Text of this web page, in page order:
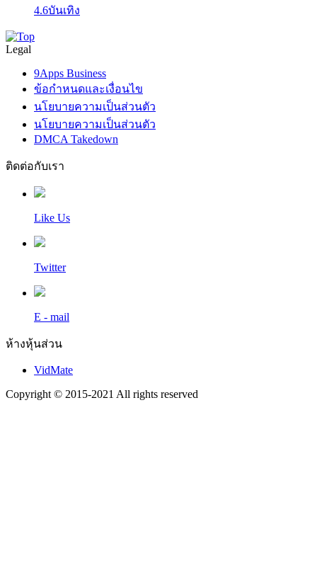
4.6บันเทิง
Legal
9Apps Business
ข้อกำหนดและเงื่อนไข
นโยบายความเป็นส่วนตัว
นโยบายความเป็นส่วนตัว
DMCA Takedown
ติดต่อกับเรา
Like Us
Twitter
E - mail
ห้างหุ้นส่วน
VidMate
Copyright © 2015-2021 All rights reserved